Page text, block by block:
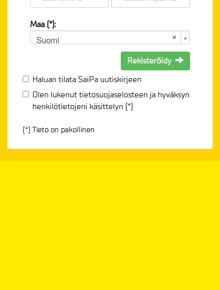
Maa (*):
Suomi
Rekisteröidy
Haluan tilata SaiPa uutiskirjeen
Olen lukenuttietosuojaselosteen ja hyväksyn
henkilötietojeni käsittelyn (*)
(*) Tieto on pakollinen